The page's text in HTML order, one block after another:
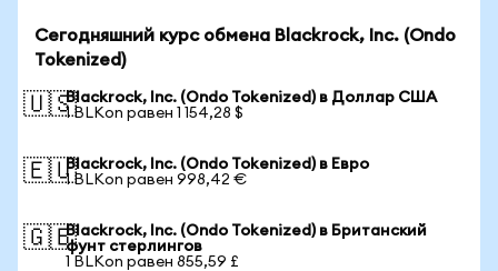
Сегодняшний курс обмена Blackrock, Inc. (Ondo
Tokenized)
🇺🇸Blackrock, Inc. (Ondo Tokenized) в Доллар США
1 BLKon равен 1 154,28 $
🇪🇺Blackrock, Inc. (Ondo Tokenized) в Евро
1 BLKon равен 998,42 €
🇬🇧Blackrock, Inc. (Ondo Tokenized) в Британский
фунт стерлингов
1 BLKon равен 855,59 £